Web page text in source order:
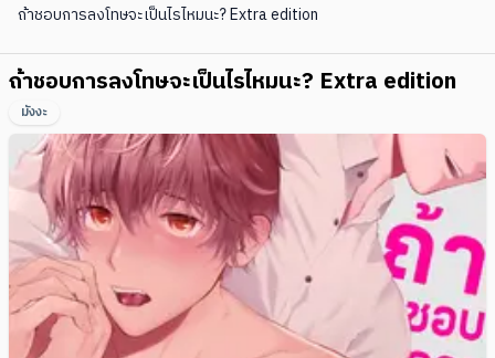
ถ้าชอบการลงโทษจะเป็นไรไหมนะ? Extra edition
ถ้าชอบการลงโทษจะเป็นไรไหมนะ? Extra edition
มังงะ